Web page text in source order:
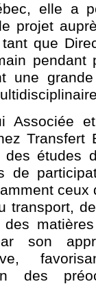
elle a
projet
que
une
Associée
Transfert
des études
de
ceux
transport,
des
son
des